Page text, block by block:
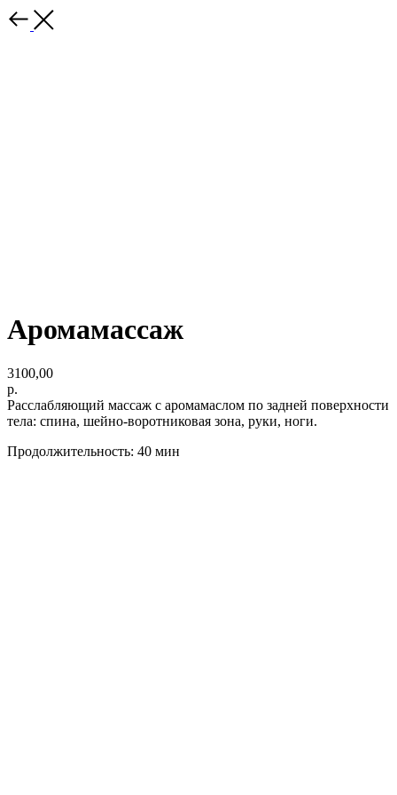
Аромамассаж
3100,00
р.
Расслабляющий массаж с аромамаслом по задней поверхности
тела: спина, шейно-воротниковая зона, руки, ноги.
Продолжительность: 40 мин